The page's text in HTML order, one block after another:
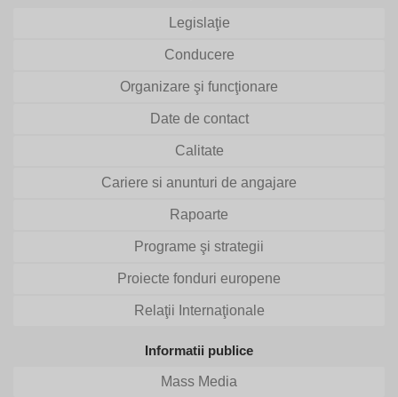
Legislaţie
Conducere
Organizare şi funcţionare
Date de contact
Calitate
Cariere si anunturi de angajare
Rapoarte
Programe şi strategii
Proiecte fonduri europene
Relaţii Internaţionale
Informatii publice
Mass Media